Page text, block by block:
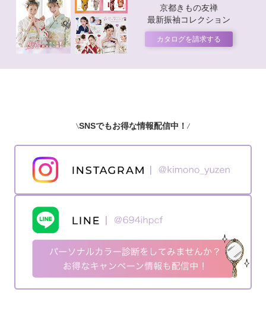
京都きもの友禅
最新振袖コレクション
カタログを請求する
SNSでもお得な情報配信中！